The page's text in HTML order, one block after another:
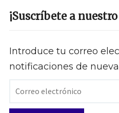
¡Suscríbete a
Introduce tu correo
notificaciones de
Correo